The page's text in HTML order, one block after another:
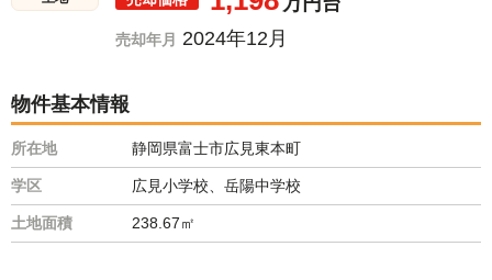
売却年月 2024年12月
物件基本情報
所在地 静岡県富士市広見東本町
学区 広見小学校、岳陽中学校
土地面積 238.67㎡